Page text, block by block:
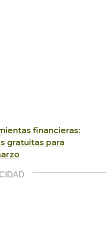
financieras:
gratuitas para